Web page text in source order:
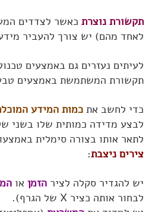
תקשורת נוצרת כאשר לצדדים
לאחד מהם) יש צורך להעביר
לעיתים נעזרים גם באמצעים
תקשורת המשתמשת באמצעים
כדי לחשב את כמות המידע
לבצע מדידה כמותית שלו בשני
לתאר אותו בצורה סימלית
צירים ניצבת:
יש להגדיר סקלה לציר הזמן או
לבחור אותה כציר X של הגרף).